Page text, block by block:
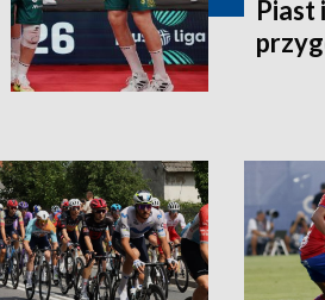
Piast